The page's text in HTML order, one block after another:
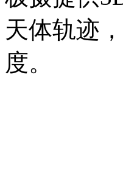
天体轨迹
度。